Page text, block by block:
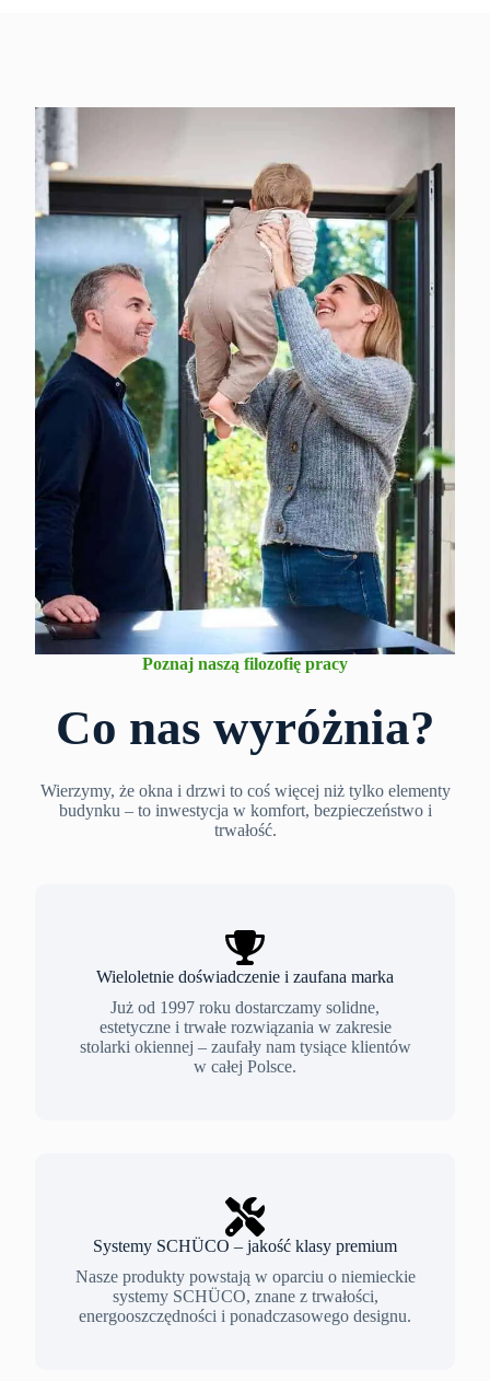
Poznaj naszą filozofię pracy
Co nas wyróżnia?
Wierzymy, że okna i drzwi to coś więcej niż tylko elementy
budynku – to inwestycja w komfort, bezpieczeństwo i
trwałość.
Wieloletnie doświadczenie i zaufana marka
Już od 1997 roku dostarczamy solidne,
estetyczne i trwałe rozwiązania w zakresie
stolarki okiennej – zaufały nam tysiące klientów
w całej Polsce.
Systemy SCHÜCO – jakość klasy premium
Nasze produkty powstają w oparciu o niemieckie
systemy SCHÜCO, znane z trwałości,
energooszczędności i ponadczasowego designu.